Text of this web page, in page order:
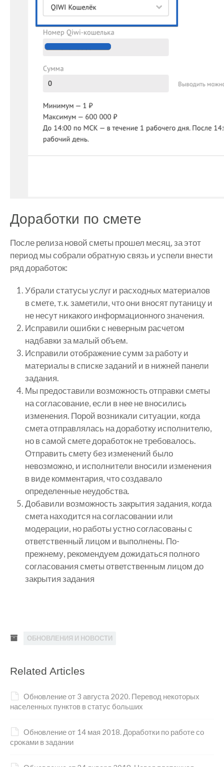
Доработки по смете
После релиза новой сметы прошел месяц, за этот
период мы собрали обратную связь и успели внести
ряд доработок:
Убрали статусы услуг и расходных материалов
в смете, т.к. заметили, что они вносят путаницу и
не несут никакого информационного значения.
Исправили ошибки с неверным расчетом
надбавки за малый объем.
Исправили отображение сумм за работу и
материалы в списке заданий и в нижней панели
задания.
Мы предоставили возможность отправки сметы
на согласование, если в нее не вносились
изменения. Порой возникали ситуации, когда
смета отправлялась на доработку исполнителю,
но в самой смете доработок не требовалось.
Отправить смету без изменений было
невозможно, и исполнители вносили изменения
в виде комментария, что создавало
определенные неудобства.
Добавили возможность закрытия задания, когда
смета находится на согласовании или
модерации, но работы устно согласованы с
ответственный лицом и выполнены. По-
прежнему, рекомендуем дожидаться полного
согласования сметы ответственным лицом до
закрытия задания
ОБНОВЛЕНИЯ И НОВОСТИ
Related Articles
Обновление от 3 августа 2020. Перевод некоторых
населенных пунктов в статус больших
Обновление от 14 мая 2018. Доработки по работе со
сроками в задании